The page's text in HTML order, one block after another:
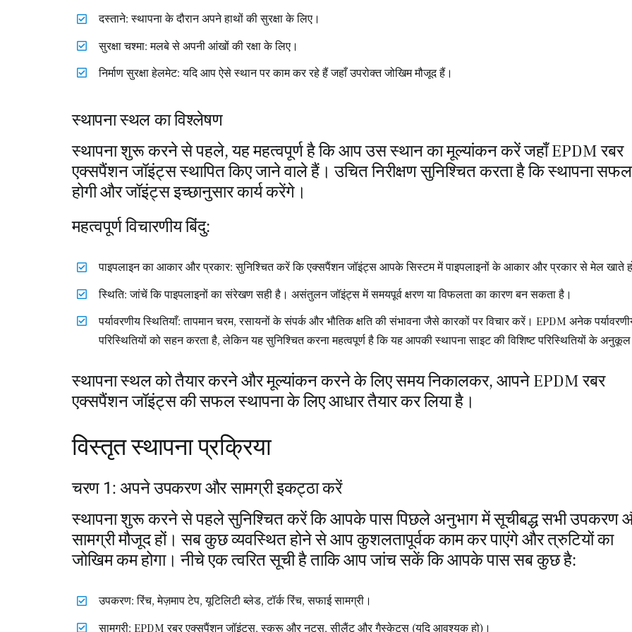
दस्ताने: स्थापना के दौरान अपने हाथों की सुरक्षा के लिए।
सुरक्षा चश्मा: मलबे से अपनी आंखों की रक्षा के लिए।
निर्माण सुरक्षा हेलमेट: यदि आप ऐसे स्थान पर काम कर रहे हैं जहाँ उपरोक्त जोखिम मौजूद हैं।
स्थापना स्थल का विश्लेषण
स्थापना शुरू करने से पहले, यह महत्वपूर्ण है कि आप उस स्थान का मूल्यांकन करें जहाँ EPDM रबर
एक्सपैंशन जॉइंट्स स्थापित किए जाने वाले हैं। उचित निरीक्षण सुनिश्चित करता है कि स्थापना सफल
होगी और जॉइंट्स इच्छानुसार कार्य करेंगे।
महत्वपूर्ण विचारणीय बिंदु:
पाइपलाइन का आकार और प्रकार: सुनिश्चित करें कि एक्सपैंशन जॉइंट्स आपके सिस्टम में पाइपलाइनों के आकार और प्रकार से मेल खाते
स्थिति: जांचें कि पाइपलाइनों का संरेखण सही है। असंतुलन जॉइंट्स में समयपूर्व क्षरण या विफलता का कारण बन सकता है।
पर्यावरणीय स्थितियाँ: तापमान चरम, रसायनों के संपर्क और भौतिक क्षति की संभावना जैसे कारकों पर विचार करें। EPDM अनेक
परिस्थितियों को सहन करता है, लेकिन यह सुनिश्चित करना महत्वपूर्ण है कि यह आपकी स्थापना साइट की विशिष्ट परिस्थितियों के
स्थापना स्थल को तैयार करने और मूल्यांकन करने के लिए समय निकालकर, आपने EPDM रबर
एक्सपैंशन जॉइंट्स की सफल स्थापना के लिए आधार तैयार कर लिया है।
विस्तृत स्थापना प्रक्रिया
चरण 1: अपने उपकरण और सामग्री इकट्ठा करें
स्थापना शुरू करने से पहले सुनिश्चित करें कि आपके पास पिछले अनुभाग में सूचीबद्ध सभी उपकरण
सामग्री मौजूद हों। सब कुछ व्यवस्थित होने से आप कुशलतापूर्वक काम कर पाएंगे और त्रुटियों का
जोखिम कम होगा। नीचे एक त्वरित सूची है ताकि आप जांच सकें कि आपके पास सब कुछ है:
उपकरण: रिंच, मेज़माप टेप, यूटिलिटी ब्लेड, टॉर्क रिंच, सफाई सामग्री।
सामग्री: EPDM रबर एक्सपैंशन जॉइंट्स, स्क्रू और नट्स, सीलैंट और गैस्केट्स (यदि आवश्यक हो)।